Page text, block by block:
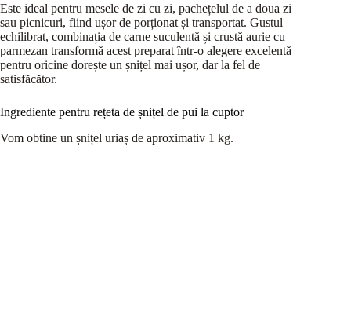
Este ideal pentru mesele de zi cu zi, pachețelul de a doua zi
sau picnicuri, fiind ușor de porționat și transportat. Gustul
echilibrat, combinația de carne suculentă și crustă aurie cu
parmezan transformă acest preparat într-o alegere excelentă
pentru oricine dorește un șnițel mai ușor, dar la fel de
satisfăcător.
Ingrediente pentru rețeta de șnițel de pui la cuptor
Vom obtine un șnițel uriaș de aproximativ 1 kg.